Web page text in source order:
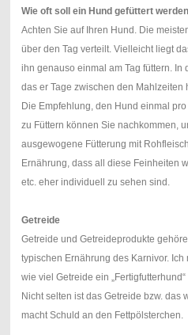
Wie oft soll ein Hund gefüttert
Achten Sie auf Ihren Hund. Die
über den Tag verteilt. Vielleicht liegt
ihn genauso einmal am Tag füttern. In
das er Tage zwischen den Mahlzeiten
Die Empfehlung, den Hund einmal
zu Füttern können Sie nachkommen,
ausgewogene Fütterung mit
Ernährung, dass all diese Feinheiten
etc. eher individuell zu sehen sind.
Getreide
Getreide und Getreideprodukte
typischen Ernährung des Karnivor.
wie viel Getreide ein
Nicht selten ist das Getreide bzw. das
macht Schuld an den Fettpölsterchen.